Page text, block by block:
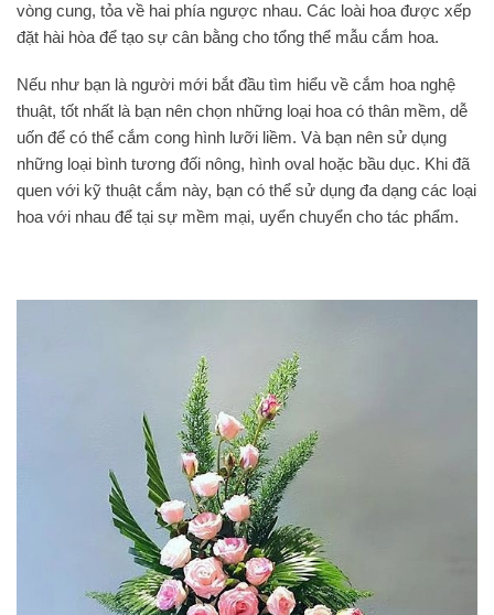
vòng cung, tỏa về hai phía ngược nhau. Các loài hoa được xếp
đặt hài hòa để tạo sự cân bằng cho tổng thể mẫu cắm hoa.
Nếu như bạn là người mới bắt đầu tìm hiểu về cắm hoa nghệ
thuật, tốt nhất là bạn nên chọn những loại hoa có thân mềm, dễ
uốn để có thể cắm cong hình lưỡi liềm. Và bạn nên sử dụng
những loại bình tương đối nông, hình oval hoặc bầu dục. Khi đã
quen với kỹ thuật cắm này, bạn có thể sử dụng đa dạng các loại
hoa với nhau để tại sự mềm mại, uyển chuyển cho tác phẩm.